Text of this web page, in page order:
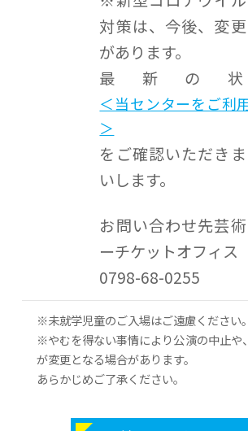
対策は、今後、変
があります。
最新の
＜当センターをご利
＞
をご確認いただき
いします。
お問い合わせ先芸
ーチケットオフィス
0798-68-0255
※未就学児童のご入場はご遠慮ください。
※やむを得ない事情により公演の中止や
が変更となる場合があります。
あらかじめご了承ください。